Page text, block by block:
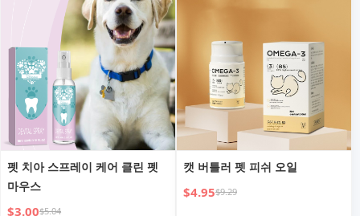
펫 치아 스프레이 케어 클린 펫
마우스
$3.00$5.04
캣 버틀러 펫 피쉬 오일
$4.95$9.29